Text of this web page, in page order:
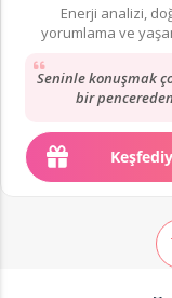
Enerji analizi,
yorumlama ve
Seninle konuşmak
bir
yetenek !!!